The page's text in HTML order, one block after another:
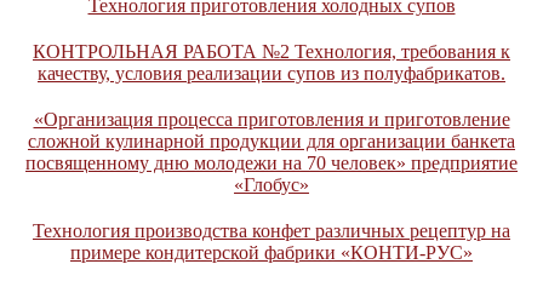
Технология приготовления холодных супов
КОНТРОЛЬНАЯ РАБОТА №2 Технология, требования к
качеству, условия реализации супов из полуфабрикатов.
«Организация процесса приготовления и приготовление
сложной кулинарной продукции для организации банкета
посвященному дню молодежи на 70 человек» предприятие
«Глобус»
Технология производства конфет различных рецептур на
примере кондитерской фабрики «КОНТИ-РУС»